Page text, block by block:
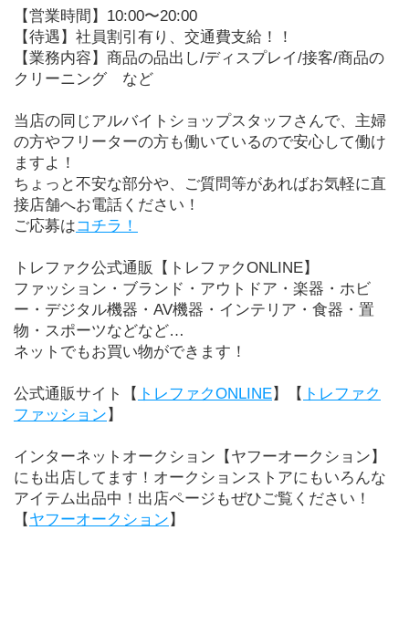
【営業時間】10:00〜20:00
【待遇】社員割引有り、交通費支給！！
【業務内容】商品の品出し/ディスプレイ/接客/商品の
クリーニング　など
当店の同じアルバイトショップスタッフさんで、主婦
の方やフリーターの方も働いているので安心して働け
ますよ！
ちょっと不安な部分や、ご質問等があればお気軽に直
接店舗へお電話ください！
ご応募はコチラ！
トレファク公式通販【トレファクONLINE】
ファッション・ブランド・アウトドア・楽器・ホビ
ー・デジタル機器・AV機器・インテリア・食器・置
物・スポーツなどなど…
ネットでもお買い物ができます！
公式通販サイト【 トレファクONLINE】【 トレファク
ファッション 】
インターネットオークション【ヤフーオークション】
にも出店してます！オークションストアにもいろんな
アイテム出品中！出店ページもぜひご覧ください！
【 ヤフーオークション 】